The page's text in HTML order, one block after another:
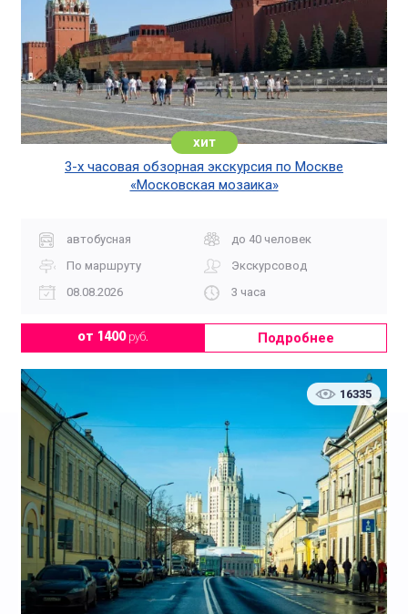
хит
3-х часовая обзорная экскурсия по Москве
«Московская мозаика»
автобусная
до 40 человек
По маршруту
Экскурсовод
08.08.2026
3 часа
от 1400руб. Подробнее
16335